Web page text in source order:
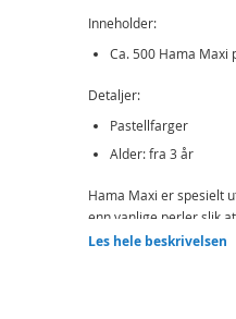
Inneholder:
Ca. 500 Hama Maxi
Detaljer:
Pastellfarger
Alder: fra 3 år
Hama Maxi er spesielt
enn vanlige perler slik
Produktdetaljer
Les hele beskrivelsen